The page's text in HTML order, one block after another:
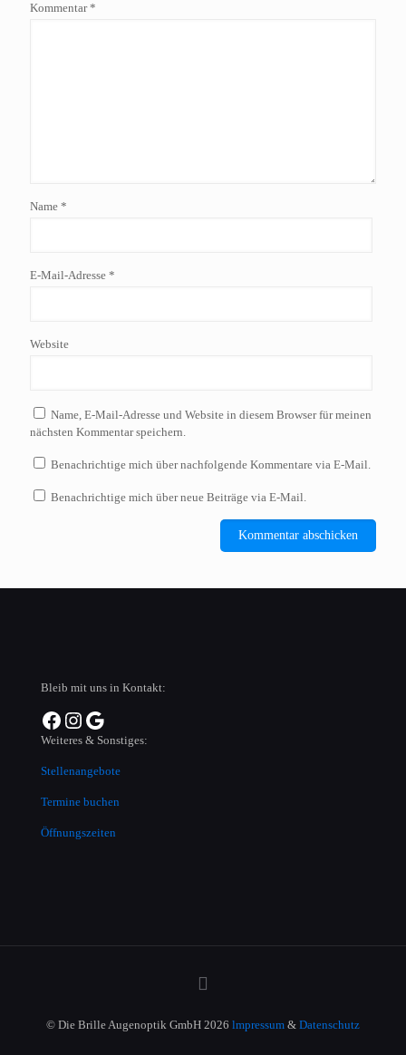
Kommentar*
Name *
E-Mail-Adresse *
Website
Name, E-Mail-Adresse und Website in diesem Browser für meinen
nächsten Kommentar speichern.
Benachrichtige mich über nachfolgende Kommentare via E-Mail.
Benachrichtige mich über neue Beiträge via E-Mail.
Bleib mit uns in Kontakt:
Facebook Instagram Verknüpfung zu Google Maps
Weiteres & Sonstiges:
Stellenangebote
Termine buchen
Öffnungszeiten
© Die Brille Augenoptik GmbH 2026 lmpressum & Datenschutz